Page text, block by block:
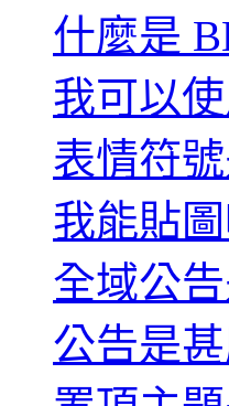
什麼是
我可以
表情符
我能貼圖
全域公
公告是甚